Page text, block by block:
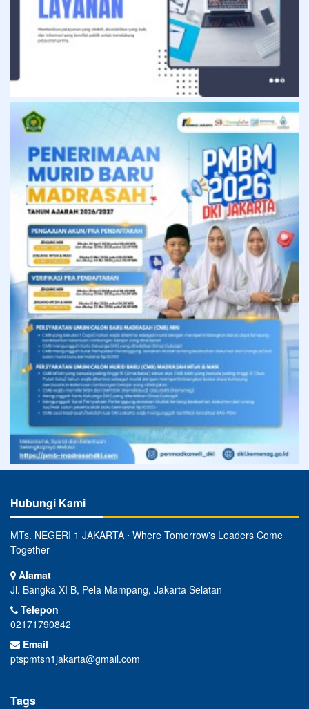
Hubungi Kami
MTs. NEGERI 1 JAKARTA ⋅ Where Tomorrow's Leaders Come
Together
Alamat
Jl. Bangka XI B, Pela Mampang, Jakarta Selatan
Telepon
02171790842
Email
ptspmtsn1jakarta@gmail.com
Tags